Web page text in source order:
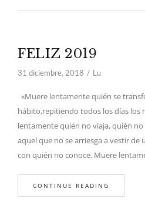
FELIZ 2019
31 diciembre, 2018 Lu
«Muere lentamente quién se
hábito,repitiendo todos los días los
lentamente quién no viaja, quién
aquel que no se arriesga a vestir de
con quién no conoce. Muere
CONTINUE READING